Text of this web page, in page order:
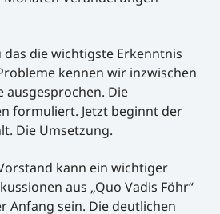
die wichtigste Erkenntnis
kennen wir inzwischen
ausgesprochen. Die
formuliert. Jetzt beginnt der
Die Umsetzung.
kann ein wichtiger
aus „Quo Vadis Föhr“
Anfang sein. Die deutlichen